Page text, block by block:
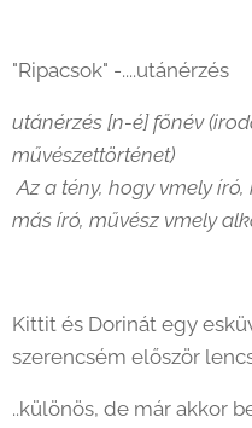
"Ripacsok" -....utánérzés
utánérzés [n-é] főnév
művészettörténet)
Az a tény, hogy vmely
más író, művész vmely
Kittit és Dorinát egy
szerencsém először
..különös, de már akkor